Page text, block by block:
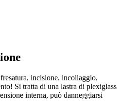
incisione, incollaggio,
Si tratta di una lastra di plexiglass
interna, può danneggiarsi